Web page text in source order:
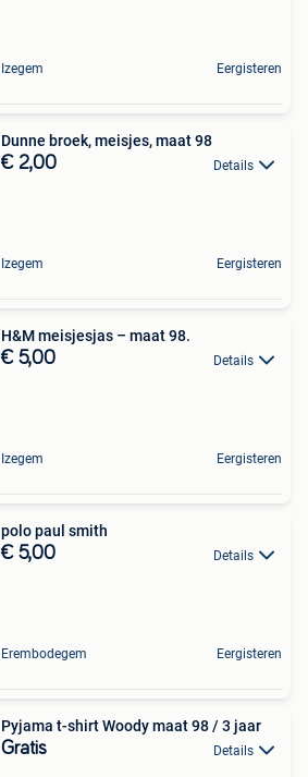
Izegem Eergisteren
Dunne broek, meisjes, maat 98
€ 2,00 Details
Izegem Eergisteren
H&M meisjesjas – maat 98.
€ 5,00 Details
Izegem Eergisteren
polo paul smith
€ 5,00 Details
Erembodegem Eergisteren
Pyjama t-shirt Woody maat 98 / 3 jaar
Gratis Details